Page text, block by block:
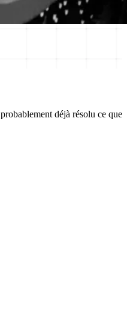
déjà résolu ce que